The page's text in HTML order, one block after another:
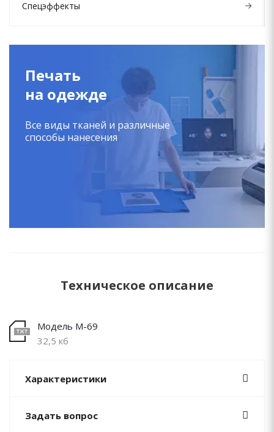
Спецэффекты
Печать
на одежде
Все виды тканей и различные
способы нанесения
Техническое описание
Модель М-69
32,5 кб
Характеристики
Задать вопрос